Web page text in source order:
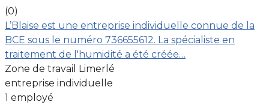
(0)
L’Blaise est une entreprise individuelle connue de la
BCE sous le numéro 736655612. La spécialiste en
traitement de l'humidité a été créée…
Zone de travail Limerlé
entreprise individuelle
1 employé